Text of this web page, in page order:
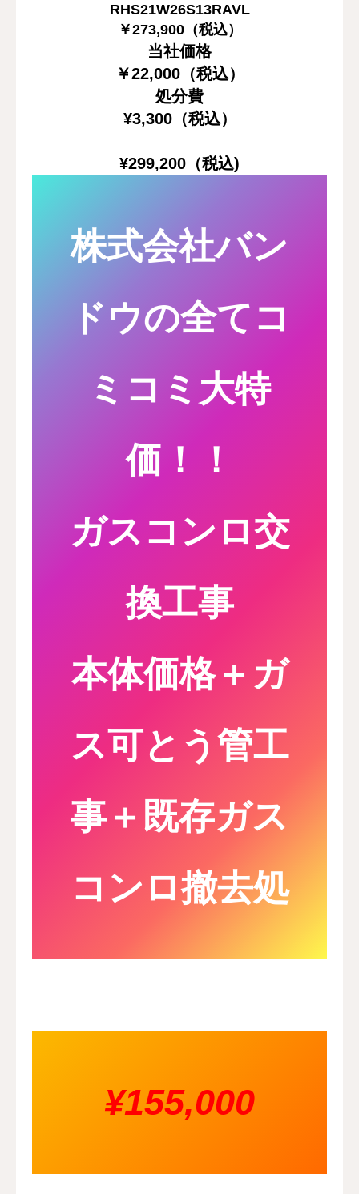
RHS21W26S13RAVL
￥273,900（税込）
当社価格
￥22,000（税込）
処分費
¥3,300（税込）
¥299,200（税込)
株式会社バン
ドウの全てコ
ミコミ大特
価！！
ガスコンロ交
換工事
本体価格＋ガ
ス可とう管工
事＋既存ガス
コンロ撤去処
¥155,000